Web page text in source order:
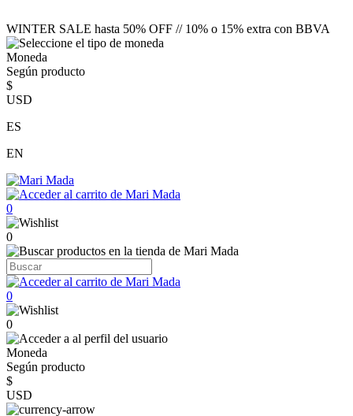
WINTER SALE hasta 50% OFF // 10% o 15% extra con BBVA
Moneda
Según producto
$
USD
ES
EN
0
0
0
0
Moneda
Según producto
$
USD